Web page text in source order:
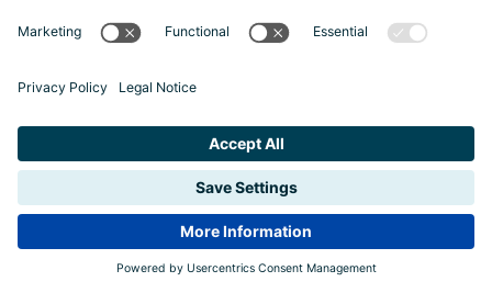
EuroApprentices
Jetzt teilnehmen und 250 Euro gewinnen!